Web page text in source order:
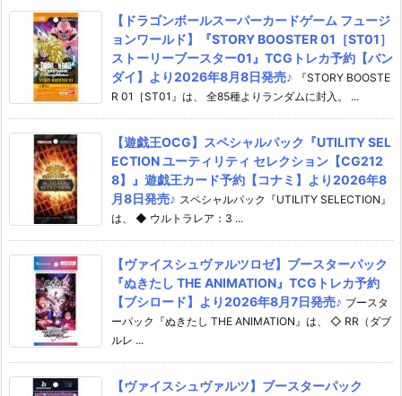
【ドラゴンボールスーパーカードゲーム フュージ
ョンワールド】『STORY BOOSTER 01［ST01］
ストーリーブースター01』TCGトレカ予約【バン
ダイ】より2026年8月8日発売♪
『STORY BOOSTE
R 01［ST01』は、 全85種よりランダムに封入。 ...
【遊戯王OCG】スペシャルパック『UTILITY SEL
ECTION ユーティリティ セレクション【CG212
8】』遊戯王カード予約【コナミ】より2026年8
月8日発売♪ スペシャルパック『UTILITY SELECTION』
は、 ◆ ウルトラレア：3 ...
【ヴァイスシュヴァルツロゼ】ブースターパック
『ぬきたし THE ANIMATION』TCGトレカ予約
【ブシロード】より2026年8月7日発売♪ ブースタ
ーパック『ぬきたし THE ANIMATION』は、 ◇ RR（ダブ
ルレ ...
【ヴァイスシュヴァルツ】ブースターパック